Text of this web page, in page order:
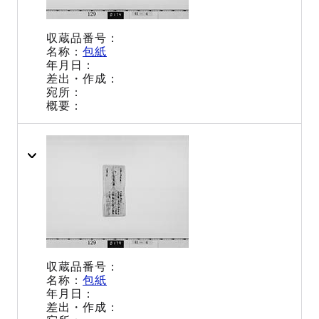
包紙
包紙